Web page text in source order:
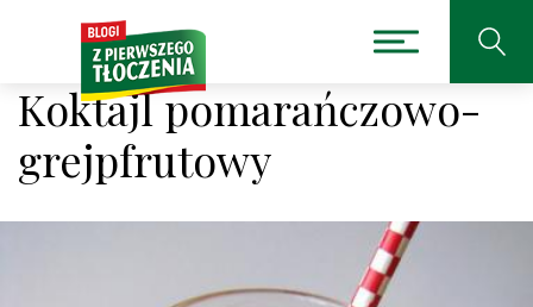
Koktajl pomarańczowo-
grejpfrutowy